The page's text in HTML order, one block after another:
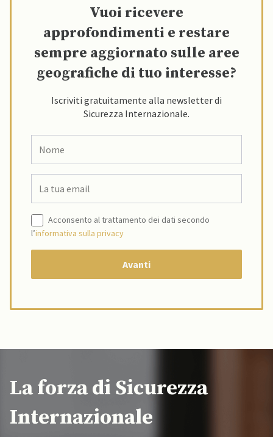
Vuoi ricevere
approfondimenti e restare
sempre aggiornato sulle aree
geografiche di tuo interesse?
Iscriviti gratuitamente alla newsletter di
Sicurezza Internazionale.
Acconsento al trattamento dei dati secondo
l’informativa sulla privacy
La forza di Sicurezza
Internazionale